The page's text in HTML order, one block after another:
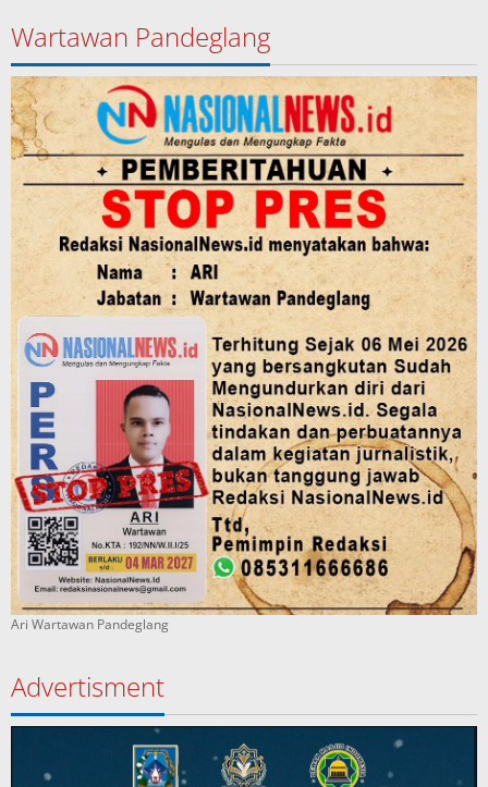
Wartawan Pandeglang
Ari Wartawan Pandeglang
Advertisment